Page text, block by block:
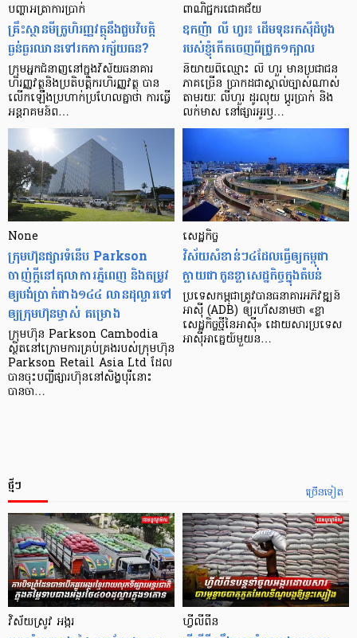
បញ្ហា​អត្រា​ការប្រាក់
គ្រឹះស្ថាន​មីក្រូ​ហិរញ្ញវត្ថុ​នឹង​ជួប​វិបត្តិ​
ធ្ងន់ធ្ងរ​ឈាន​ទៅ​រក​ការ​ក្ស័យធន?
ក្រុម​អ្នក​ជំនាញ​នៅ​ក្នុង​វិស័យ​ធនាគារ
ហិរញ្ញវត្ថុ​និង​ប្រតិបត្តិករ​ហិរញ្ញ​វត្ថុ បាន​​
លើក​ឡើង​ប្រហាក់​ប្រហែល​គ្នា​ថា ការ​ធ្វើ​
អន្តរាគមន៍​ព…
ពាណិជ្ជករជោគជ័យ
ឧកញ៉ា លី ហួរ៖ ដើមទុនរកស៊ីដំបូង
របស់ខ្ញុំកើតចេញពីជ្រូក១ក្បាល
និយាយ​ពី​ឈ្មោះ លី ហួរ មាន​ប្រជាជន​
ភាគ​ច្រើន ប្រាកដ​ជា​ស្គាល់​ច្បាស់​ណាស់
តាមរយៈ លីហួរ ដូរ​លុយ ប្តូរ​បា្រក់ និង​
លក់​មាស នៅ​ផ្សារ​អូរ​ឫ…
None
ក្រុមហ៊ុនផ្សារទំនើប Parkson
ចាញ់ក្ដីនៅតុលាការភ្នំពេញ និងតម្រូវ
ឲ្យបង់ប្រាក់ជាង១៤៤ លានដុល្លារទៅ
ឲ្យក្រុមហ៊ុនម្ចាស់ គម្រោង
ក្រុមហ៊ុន Parkson Cambodia
ស្ថិតនៅក្រោមការគ្រប់គ្រងរបស់ក្រុមហ៊ុន
Parkson Retail Asia Ltd ដែល
បានចុះបញ្ចីផ្សារហ៊ុននៅសិង្ហបុរីនោះ
បានចា…
សេដ្ឋកិច្ច​
វិស័យ​សំខាន់ៗ​៤​ដែល​ធ្វើ​ឲ្យ​កម្ពុជា​
ក្លាយ​ជា​កូន​ខ្លា​សេដ្ឋកិច្ច​ក្នុង​តំបន់
ប្រទេស​កម្ពុជា​ត្រូវ​បាន​ធនាគារ​អភិវឌ្ឍន៍​
អាស៊ី (ADB) ឲ្យ​រហ័ស​នាមថា «ខ្លា​
សេដ្ឋកិច្ច​ថ្មី​នៃ​អាស៊ី» ដោយសារ​ប្រទេស​
អាស៊ី​អាគ្នេយ៍​មួយ​ន…
ច្រើនទៀត
ថ្មីៗ
វិស័យស្រូវ អង្ករ ហ្វីលីពីន